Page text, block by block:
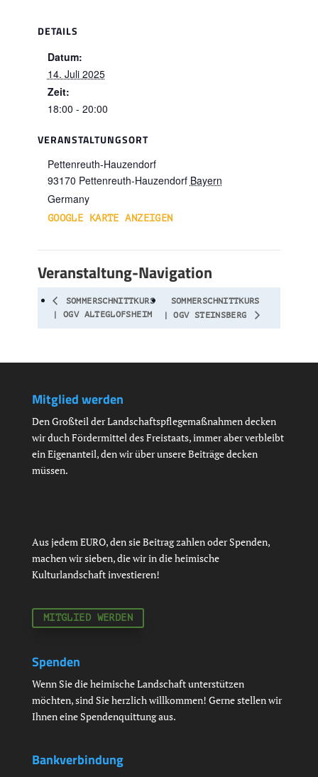
DETAILS
Datum:
14. Juli 2025
Zeit:
18:00 - 20:00
VERANSTALTUNGSORT
Pettenreuth-Hauzendorf
93170 Pettenreuth-Hauzendorf Bayern
Germany
GOOGLE KARTE ANZEIGEN
Veranstaltung-Navigation
SOMMERSCHNITTKURS
| OGV ALTEGLOFSHEIM
SOMMERSCHNITTKURS
| OGV STEINSBERG
Mitglied werden
Den Großteil der Landschaftspflegemaßnahmen decken
wir duch Fördermittel des Freistaats, immer aber verbleibt
ein Eigenanteil, den wir über unsere Beiträge decken
müssen.
Aus jedem EURO, den sie Beitrag zahlen oder Spenden,
machen wir sieben, die wir in die heimische
Kulturlandschaft investieren!
MITGLIED WERDEN
Spenden
Wenn Sie die heimische Landschaft unterstützen
möchten, sind Sie herzlich willkommen! Gerne stellen wir
Ihnen eine Spendenquittung aus.
Bankverbindung